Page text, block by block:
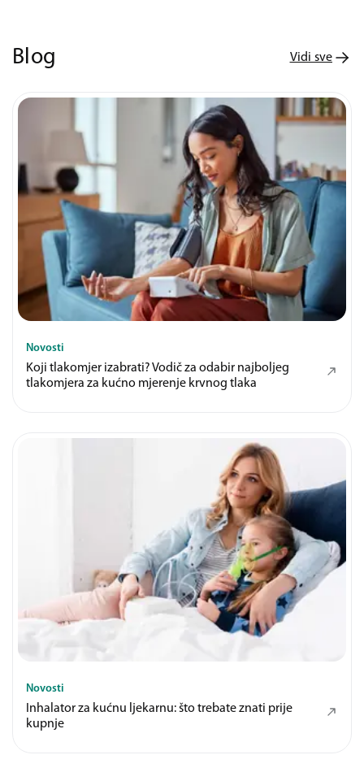
Blog Vidi sve
Novosti
Koji tlakomjer izabrati? Vodič za odabir najboljeg
tlakomjera za kućno mjerenje krvnog tlaka
Novosti
Inhalator za kućnu ljekarnu: što trebate znati prije
kupnje